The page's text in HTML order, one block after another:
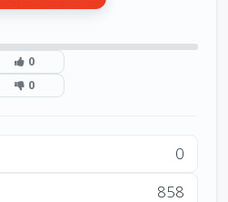
0
0
0
858